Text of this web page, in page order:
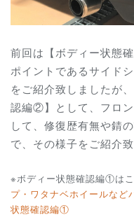
前回は【ボディー状態
ポイントであるサイド
をご紹介致しましたが
認編②】として、フロ
して、修復歴有無や錆
で、その様子をご紹介致
※ボディー状態確認編①は
プ・ワタナベホイールな
状態確認編①